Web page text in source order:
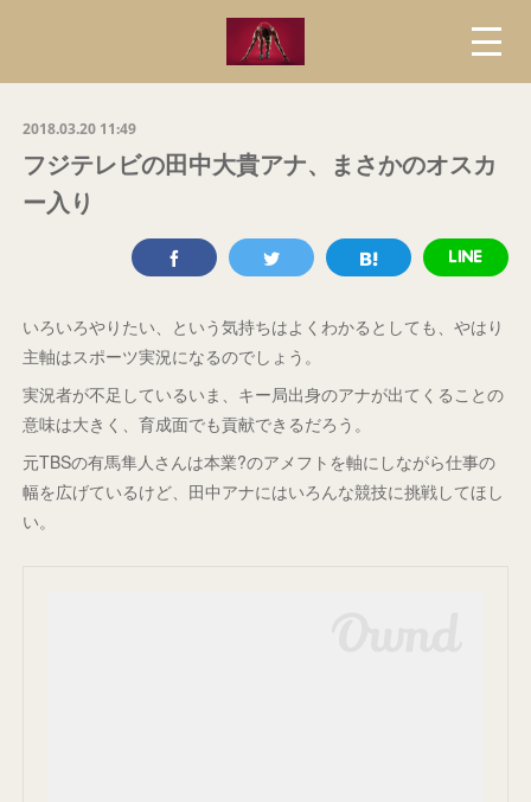
2018.03.20 11:49
フジテレビの田中大貴アナ、まさかのオスカ
ー入り
いろいろやりたい、という気持ちはよくわかるとしても、やはり
主軸はスポーツ実況になるのでしょう。
実況者が不足しているいま、キー局出身のアナが出てくることの
意味は大きく、育成面でも貢献できるだろう。
元TBSの有馬隼人さんは本業?のアメフトを軸にしながら仕事の
幅を広げているけど、田中アナにはいろんな競技に挑戦してほし
い。